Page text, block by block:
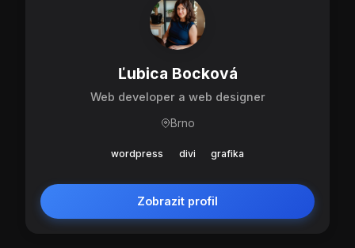
Ľubica Bocková
Web developer a web designer
Brno
wordpress divi grafika
Zobrazit profil